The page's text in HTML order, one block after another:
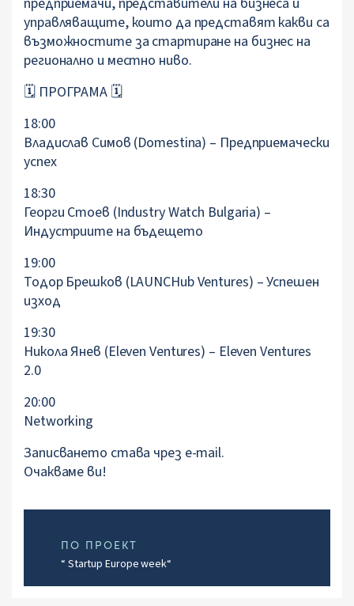
управляващите, които да представят какви са
възможностите за стартиране на бизнес на
регионално и местно ниво.
🗓 ПРОГРАМА 🗓
18:00
Владислав Симов (Domestina) – Предприемачески
успех
18:30
Георги Стоев (Industry Watch Bulgaria) –
Индустриите на бъдещето
19:00
Тодор Брешков (LAUNCHub Ventures) – Успешен
изход
19:30
Никола Янев (Eleven Ventures) – Eleven Ventures
2.0
20:00
Networking
Записването става чрез e-mail.
Очакваме ви!
ПО ПРОЕКТ
“ Startup Europe week“